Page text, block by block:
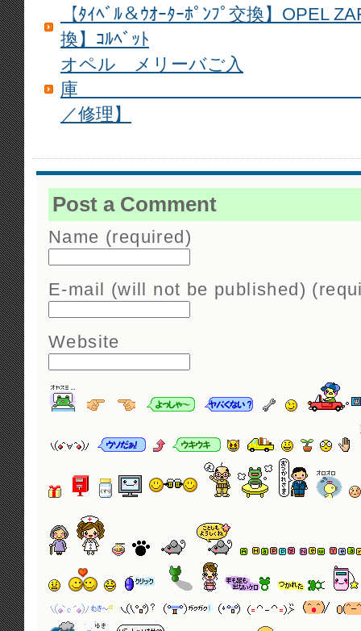
【ﾀｲﾍﾞﾙ＆ｳｵｰﾀｰﾎﾟﾝﾌﾟ交換】OPEL
換】ｺﾙﾍﾞｯﾄ
オペル メリーバご入
庫 【
／修理】
Post a Comment
Name (required)
E-mail (will not be published)
Website